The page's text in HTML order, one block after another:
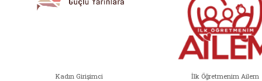
Kadın Girişimci İlk Öğretmenim Ailem